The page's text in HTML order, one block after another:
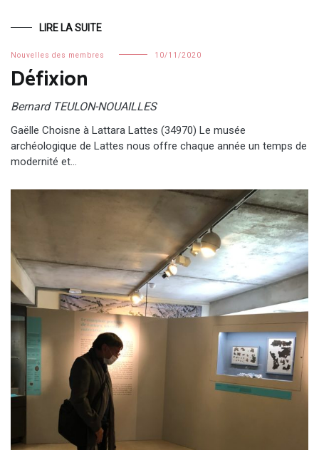
LIRE LA SUITE
Nouvelles des membres 10/11/2020
Défixion
Bernard TEULON-NOUAILLES
Gaëlle Choisne à Lattara Lattes (34970) Le musée
archéologique de Lattes nous offre chaque année un temps de
modernité et…